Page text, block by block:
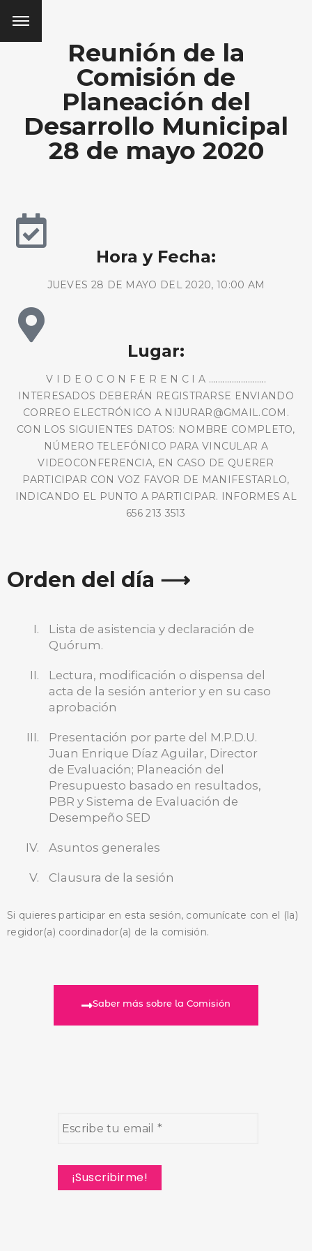
Reunión de la
Comisión de
Planeación del
Desarrollo Municipal
28 de mayo 2020
Hora y Fecha:
JUEVES 28 DE MAYO DEL 2020, 10:00 AM
Lugar:
V I D E O C O N F E R E N C I A .........................
INTERESADOS DEBERÁN REGISTRARSE ENVIANDO
CORREO ELECTRÓNICO A NIJURAR@GMAIL.COM.
CON LOS SIGUIENTES DATOS: NOMBRE COMPLETO,
NÚMERO TELEFÓNICO PARA VINCULAR A
VIDEOCONFERENCIA, EN CASO DE QUERER
PARTICIPAR CON VOZ FAVOR DE MANIFESTARLO,
INDICANDO EL PUNTO A PARTICIPAR. INFORMES AL
656 213 3513
Orden del día ⟶
Lista de asistencia y declaración de
Quórum.
Lectura, modificación o dispensa del
acta de la sesión anterior y en su caso
aprobación
Presentación por parte del M.P.D.U.
Juan Enrique Díaz Aguilar, Director
de Evaluación; Planeación del
Presupuesto basado en resultados,
PBR y Sistema de Evaluación de
Desempeño SED
Asuntos generales
Clausura de la sesión
Si quieres participar en esta sesión, comunícate con el (la)
regidor(a) coordinador(a) de la comisión.
Saber más sobre la Comisión